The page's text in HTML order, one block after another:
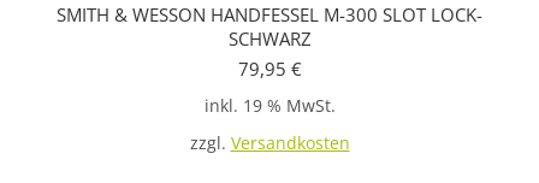
SMITH & WESSON HANDFESSEL M-300 SLOT LOCK-
SCHWARZ
79,95 €
inkl. 19 % MwSt.
zzgl. Versandkosten